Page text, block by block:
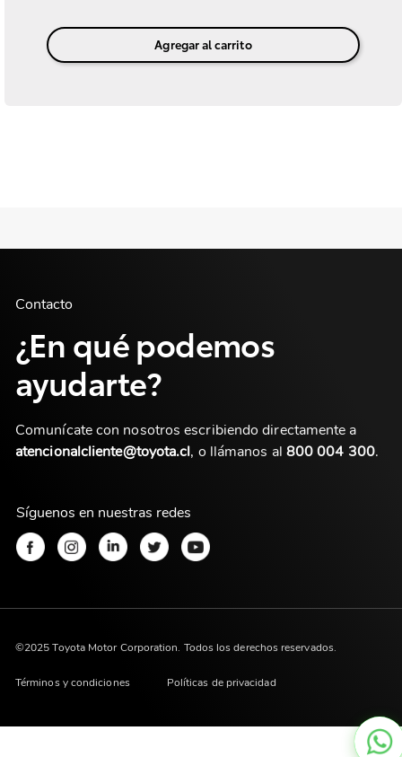
Agregar al carrito
Contacto
¿En qué podemos
ayudarte?
Comunícate con nosotros escribiendo directamente a
atencionalcliente@toyota.cl, o llámanos al 800 004 300.
Síguenos en nuestras redes
©2025 Toyota Motor Corporation. Todos los derechos reservados.
Términos y condiciones Políticas de privacidad